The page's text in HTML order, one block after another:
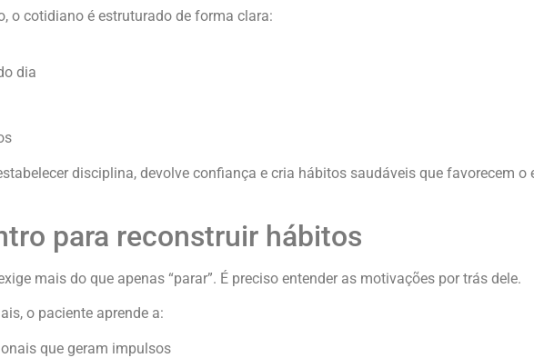
o cotidiano é estruturado de forma clara:
dia
disciplina, devolve confiança e cria hábitos saudáveis que favorecem o
para reconstruir hábitos
mais do que apenas “parar”. É preciso entender as motivações por trás dele.
o paciente aprende a:
que geram impulsos